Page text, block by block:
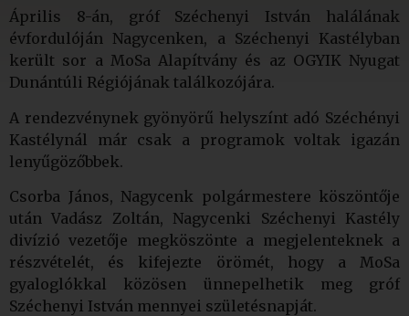
Április 8-án, gróf Széchenyi István halálának
évfordulóján Nagycenken, a Széchenyi Kastélyban
került sor a MoSa Alapítvány és az OGYIK Nyugat
Dunántúli Régiójának találkozójára.
A rendezvénynek gyönyörű helyszínt adó Széchényi
Kastélynál már csak a programok voltak igazán
lenyűgözőbbek.
Csorba János, Nagycenk polgármestere köszöntője
után Vadász Zoltán, Nagycenki Széchenyi Kastély
divízió vezetője megköszönte a megjelenteknek a
részvételét, és kifejezte örömét, hogy a MoSa
gyaloglókkal közösen ünnepelhetik meg gróf
Széchenyi István mennyei születésnapját.